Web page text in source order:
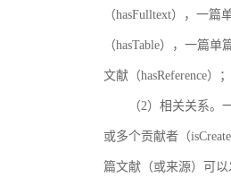
（hasFulltext），一
（hasTable），一篇
文献（hasReference）；
（2）相关关系
或多个贡献者（
篇文献（或来源）可